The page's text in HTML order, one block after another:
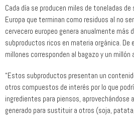
Cada día se producen miles de toneladas
Europa que terminan como residuos al no
cervecero europeo genera anualmente más
subproductos ricos en materia orgánica.
millones corresponden al bagazo y un millón
“Estos subproductos presentan un
otros compuestos de interés por lo que
ingredientes para piensos, aprovechándose
generado para sustituir a otros (soja,